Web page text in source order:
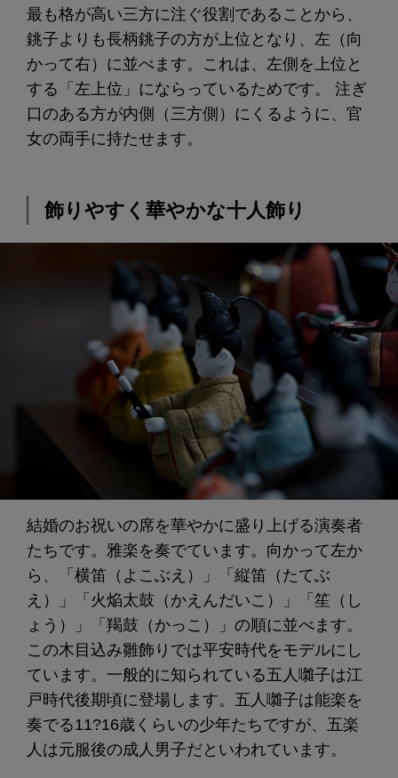
最も格が高い三方に注ぐ役割であることから、
銚子よりも長柄銚子の方が上位となり、左（向
かって右）に並べます。これは、左側を上位と
する「左上位」にならっているためです。 注ぎ
口のある方が内側（三方側）にくるように、官
女の両手に持たせます。
飾りやすく華やかな十人飾り
結婚のお祝いの席を華やかに盛り上げる演奏者
たちです。雅楽を奏でています。向かって左か
ら、「横笛（よこぶえ）」「縦笛（たてぶ
え）」「火焔太鼓（かえんだいこ）」「笙（し
ょう）」「羯鼓（かっこ）」の順に並べます。
この木目込み雛飾りでは平安時代をモデルにし
ています。一般的に知られている五人囃子は江
戸時代後期頃に登場します。五人囃子は能楽を
奏でる11?16歳くらいの少年たちですが、五楽
人は元服後の成人男子だといわれています。